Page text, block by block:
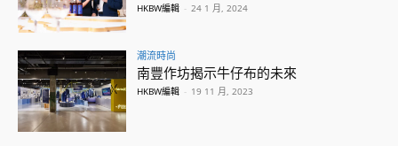
HKBW編輯 - 24 1 月, 2024
潮流時尚
南豐作坊揭示牛仔布的未來
HKBW編輯 - 19 11 月, 2023